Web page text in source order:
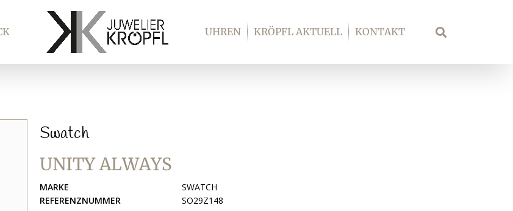
UHREN KRÖPFL AKTUELL KONTAKT Suche
Swatch
UNITY ALWAYS
MARKE
SWATCH
REFERENZNUMMER
SO29Z148